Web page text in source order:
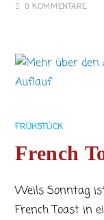
0 KOMMENTARE
FRÜHSTÜCK
French
Weils Sonntag
French Toast in